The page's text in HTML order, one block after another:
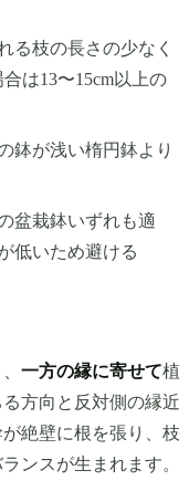
る枝の長さの少なく
は13〜15cm以上の
鉢が浅い楕円鉢より
盆栽鉢いずれも適
低いため避ける
一方の縁に寄せて植
方向と反対側の縁近
絶壁に根を張り、枝
ンスが生まれます。